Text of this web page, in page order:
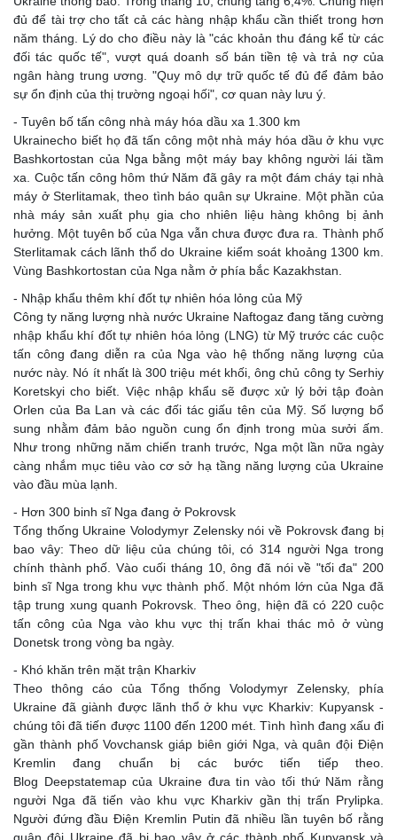
đủ để tài trợ cho tất cả các hàng nhập khẩu cần thiết trong hơn
năm tháng. Lý do cho điều này là "các khoản thu đáng kể từ các
đối tác quốc tế", vượt quá doanh số bán tiền tệ và trả nợ của
ngân hàng trung ương. "Quy mô dự trữ quốc tế đủ để đảm bảo
sự ổn định của thị trường ngoại hối", cơ quan này lưu ý.
- Tuyên bố tấn công nhà máy hóa dầu xa 1.300 km
Ukrainecho biết họ đã tấn công một nhà máy hóa dầu ở khu vực
Bashkortostan của Nga bằng một máy bay không người lái tầm
xa. Cuộc tấn công hôm thứ Năm đã gây ra một đám cháy tại nhà
máy ở Sterlitamak, theo tình báo quân sự Ukraine. Một phần của
nhà máy sản xuất phụ gia cho nhiên liệu hàng không bị ảnh
hưởng. Một tuyên bố của Nga vẫn chưa được đưa ra. Thành phố
Sterlitamak cách lãnh thổ do Ukraine kiểm soát khoảng 1300 km.
Vùng Bashkortostan của Nga nằm ở phía bắc Kazakhstan.
- Nhập khẩu thêm khí đốt tự nhiên hóa lỏng của Mỹ
Công ty năng lượng nhà nước Ukraine Naftogaz đang tăng cường
nhập khẩu khí đốt tự nhiên hóa lỏng (LNG) từ Mỹ trước các cuộc
tấn công đang diễn ra của Nga vào hệ thống năng lượng của
nước này. Nó ít nhất là 300 triệu mét khối, ông chủ công ty Serhiy
Koretskyi cho biết. Việc nhập khẩu sẽ được xử lý bởi tập đoàn
Orlen của Ba Lan và các đối tác giấu tên của Mỹ. Số lượng bổ
sung nhằm đảm bảo nguồn cung ổn định trong mùa sưởi ấm.
Như trong những năm chiến tranh trước, Nga một lần nữa ngày
càng nhắm mục tiêu vào cơ sở hạ tầng năng lượng của Ukraine
vào đầu mùa lạnh.
- Hơn 300 binh sĩ Nga đang ở Pokrovsk
Tổng thống Ukraine Volodymyr Zelensky nói về Pokrovsk đang bị
bao vây: Theo dữ liệu của chúng tôi, có 314 người Nga trong
chính thành phố. Vào cuối tháng 10, ông đã nói về "tối đa" 200
binh sĩ Nga trong khu vực thành phố. Một nhóm lớn của Nga đã
tập trung xung quanh Pokrovsk. Theo ông, hiện đã có 220 cuộc
tấn công của Nga vào khu vực thị trấn khai thác mỏ ở vùng
Donetsk trong vòng ba ngày.
- Khó khăn trên mặt trận Kharkiv
Theo thông cáo của Tổng thống Volodymyr Zelensky, phía
Ukraine đã giành được lãnh thổ ở khu vực Kharkiv: Kupyansk -
chúng tôi đã tiến được 1100 đến 1200 mét. Tình hình đang xấu đi
gần thành phố Vovchansk giáp biên giới Nga, và quân đội Điện
Kremlin đang chuẩn bị các bước tiến tiếp theo.
Blog Deepstatemap của Ukraine đưa tin vào tối thứ Năm rằng
người Nga đã tiến vào khu vực Kharkiv gần thị trấn Prylipka.
Người đứng đầu Điện Kremlin Putin đã nhiều lần tuyên bố rằng